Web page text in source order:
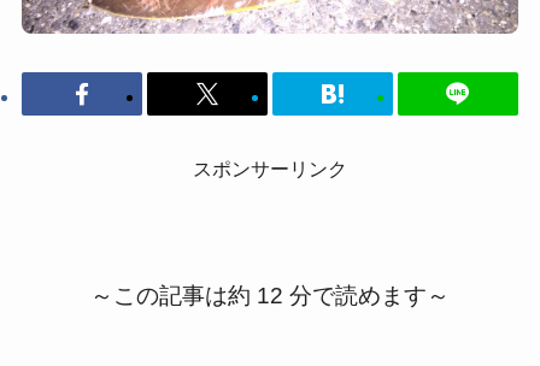
スポンサーリンク
～この記事は約 12 分で読めます～